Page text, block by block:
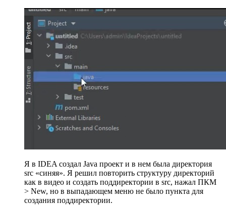
Я в IDEA создал Java проект и в нем была директория
src «синяя». Я решил повторить структуру директорий
как в видео и создать поддиректории в src, нажал ПКМ
> New, но в выпадающем меню не было пункта для
создания поддиректории.